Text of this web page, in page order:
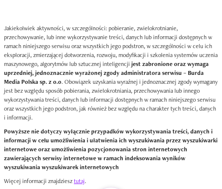
Jakiekolwiek aktywności, w szczególności: pobieranie, zwielokrotnianie,
przechowywanie, lub inne wykorzystywanie treści, danych lub informacji dostępnych w
ramach niniejszego serwisu oraz wszystkich jego podstron, w szczególności w celu ich
eksploracji, zmierzającej dotworzenia, rozwoju, modyfikacji i szkolenia systemów uczenia
maszynowego, algorytmów lub sztucznej inteligencji jest zabronione oraz wymaga
uprzedniej, jednoznacznie wyrażonej zgody administratora serwisu – Burda
Media Polska sp. z o.o. Obowiązek uzyskania wyraźnej i jednoznacznej zgody wymagany
jest bez względu sposób pobierania, zwielokrotniania, przechowywania lub innego
wykorzystywania treści, danych lub informacji dostępnych w ramach niniejszego serwisu
oraz wszystkich jego podstron, jak również bez względu na charakter tych treści, danych
i informacji.
Powyższe nie dotyczy wyłącznie przypadków wykorzystywania treści, danych i
informacji w celu umożliwienia i ułatwienia ich wyszukiwania przez wyszukiwarki
internetowe oraz umożliwienia pozycjonowania stron internetowych
zawierających serwisy internetowe w ramach indeksowania wyników
wyszukiwania wyszukiwarek internetowych
Więcej informacji znajdziesztutaj.